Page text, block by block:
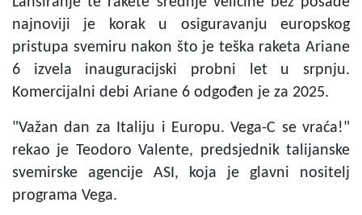
najnoviji je korak u osiguravanju europskog
pristupa svemiru nakon što je teška raketa Ariane
6 izvela inauguracijski probni let u srpnju.
Komercijalni debi Ariane 6 odgođen je za 2025.
"Važan dan za Italiju i Europu. Vega-C se vraća!"
rekao je Teodoro Valente, predsjednik talijanske
svemirske agencije ASI, koja je glavni nositelj
programa Vega.